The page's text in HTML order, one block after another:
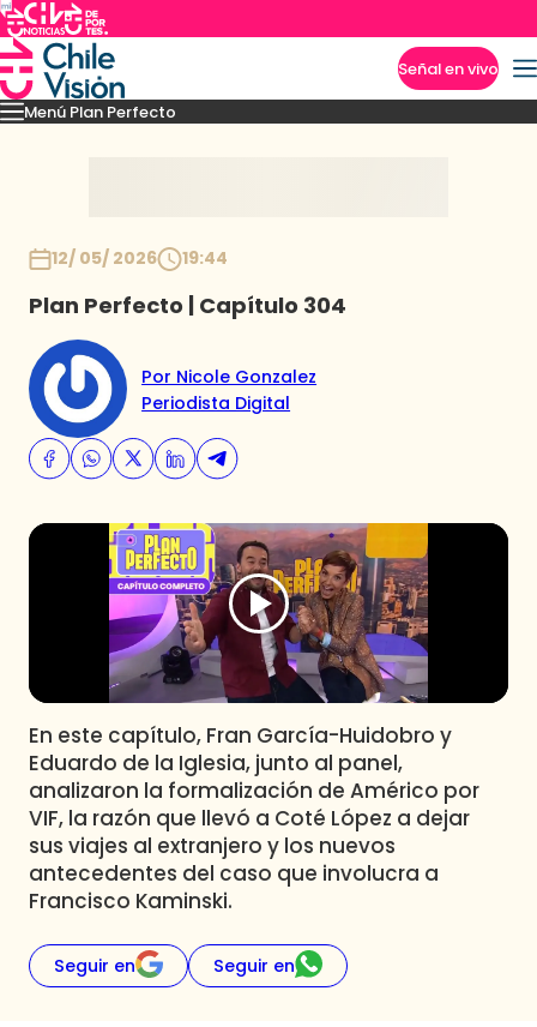
Señal en vivo
Menú Plan Perfecto
Momentos Capítulos Novedades
12/ 05/ 2026 19:44
Plan Perfecto | Capítulo 304
Por Nicole Gonzalez
Periodista Digital
En este capítulo, Fran García-Huidobro y
Eduardo de la Iglesia, junto al panel,
analizaron la formalización de Américo por
VIF, la razón que llevó a Coté López a dejar
sus viajes al extranjero y los nuevos
antecedentes del caso que involucra a
Francisco Kaminski.
Seguir en Seguir en
Imperdibles
Programas
Club De La Comedia
Contigo en Directo
Plan Perfecto
El Tiempo
Sabingo
Todos Los Programas